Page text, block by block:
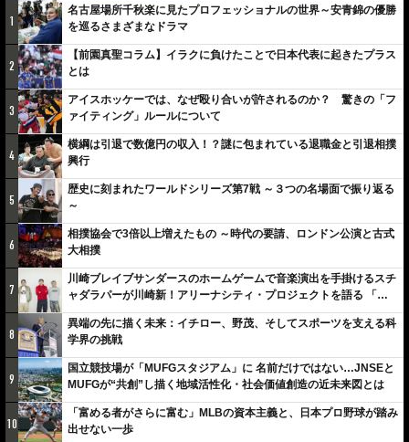
1
名古屋場所千秋楽に見たプロフェッショナルの世界～安青錦の優勝
を巡るさまざまなドラマ
2
【前園真聖コラム】イラクに負けたことで日本代表に起きたプラス
とは
3
アイスホッケーでは、なぜ殴り合いが許されるのか？ 驚きの「フ
ァイティング」ルールについて
4
横綱は引退で数億円の収入！？謎に包まれている退職金と引退相撲
興行
5
歴史に刻まれたワールドシリーズ第7戦 ～３つの名場面で振り返る
～
6
相撲協会で3倍以上増えたもの ～時代の要請、ロンドン公演と古式
大相撲
7
川崎ブレイブサンダースのホームゲームで音楽演出を手掛けるスチ
ャダラパーが川崎新！アリーナシティ・プロジェクトを語る 「楽
しみでしかないでしょ。川崎は、ずっと成長曲線だから」
8
異端の先に描く未来：イチロー、野茂、そしてスポーツを支える科
学界の挑戦
9
国立競技場が「MUFGスタジアム」に 名前だけではない…JNSEと
MUFGが“共創”し描く地域活性化・社会価値創造の近未来図とは
10
「富める者がさらに富む」MLBの資本主義と、日本プロ野球が踏み
出せない一歩